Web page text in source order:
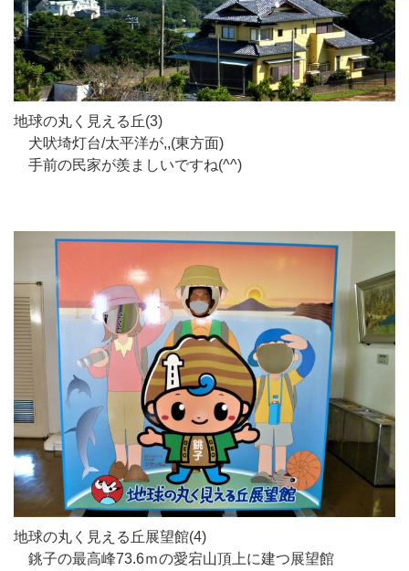
地球の丸く見える丘(3)
犬吠埼灯台/太平洋が,,(東方面)
手前の民家が羨ましいですね(^^)
地球の丸く見える丘展望館(4)
銚子の最高峰73.6ｍの愛宕山頂上に建つ展望館